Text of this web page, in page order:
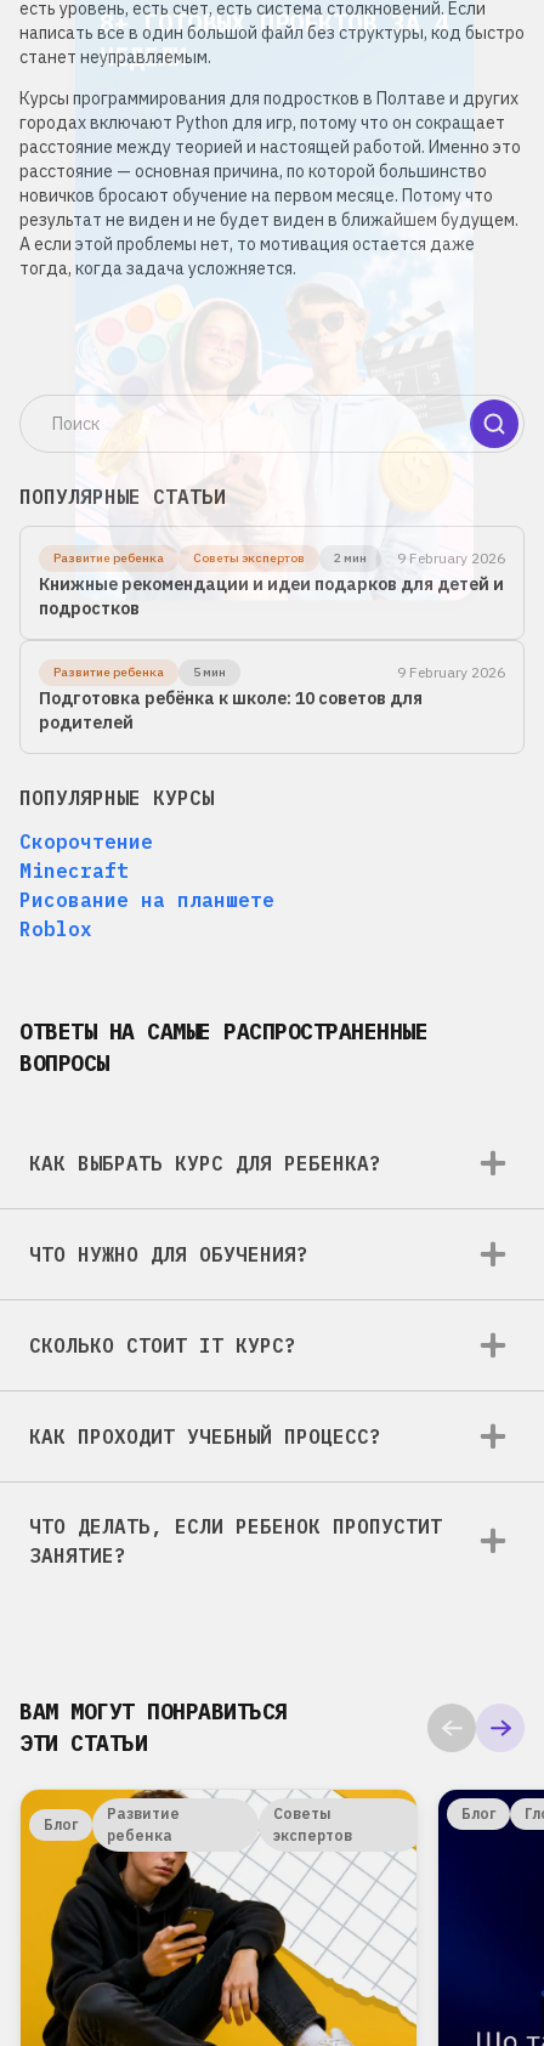
есть уровень, есть счет, есть система столкновений. Если
написать все в один большой файл без структуры, код быстро
станет неуправляемым.
Курсы программирования для подростков в Полтаве и других
городах включают Python для игр, потому что он сокращает
расстояние между теорией и настоящей работой. Именно это
расстояние — основная причина, по которой большинство
новичков бросают обучение на первом месяце. Потому что
результат не виден и не будет виден в ближайшем будущем.
А если этой проблемы нет, то мотивация остается даже
тогда, когда задача усложняется.
ПОПУЛЯРНЫЕ СТАТЬИ
Развитие ребенка Советы экспертов 2 мин 9 February 2026
Книжные рекомендации и идеи подарков для детей и
подростков
Развитие ребенка 5 мин 9 February 2026
Подготовка ребёнка к школе: 10 советов для
родителей
ПОПУЛЯРНЫЕ КУРСЫ
Скорочтение
Minecraft
Рисование на планшете
Roblox
ОТВЕТЫ НА САМЫЕ РАСПРОСТРАНЕННЫЕ
ВОПРОСЫ
КАК ВЫБРАТЬ КУРС ДЛЯ РЕБЕНКА?
ЧТО НУЖНО ДЛЯ ОБУЧЕНИЯ?
СКОЛЬКО СТОИТ IT КУРС?
КАК ПРОХОДИТ УЧЕБНЫЙ ПРОЦЕСС?
ЧТО ДЕЛАТЬ, ЕСЛИ РЕБЕНОК ПРОПУСТИТ
ЗАНЯТИЕ?
ВАМ МОГУТ ПОНРАВИТЬСЯ
ЭТИ СТАТЬИ
Блог
Развитие
ребенка
Советы
экспертов
Блог